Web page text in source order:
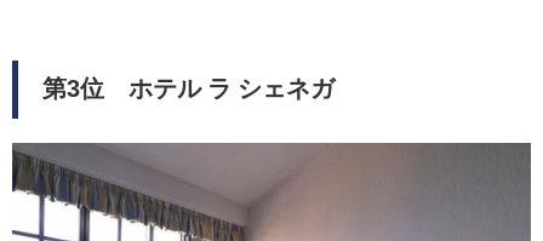
第3位 ホテル ラ シェネガ